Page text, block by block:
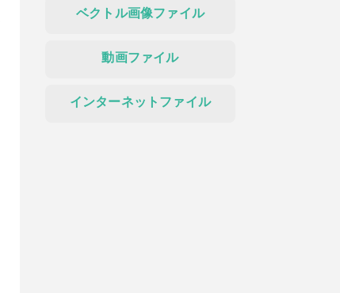
ベクトル画像ファイル
動画ファイル
インターネットファイル